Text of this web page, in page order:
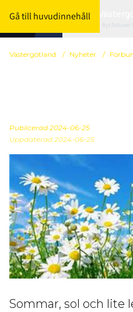
Gå till huvudinnehåll
Byt förbund
Västergötland / Nyheter /
Publicerad 2024-06-25
Uppdaterad 2024-06-25
Sommar, sol och lite